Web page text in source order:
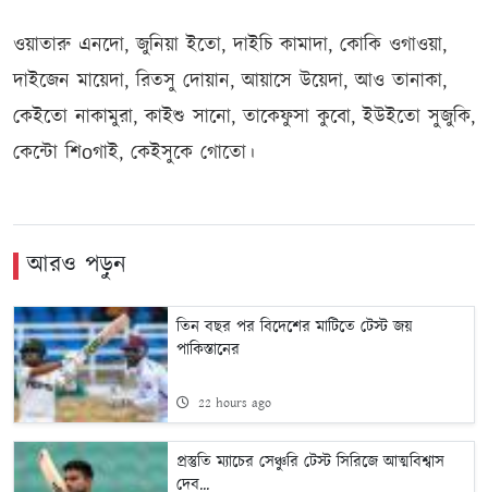
ওয়াতারু এনদো, জুনিয়া ইতো, দাইচি কামাদা, কোকি ওগাওয়া,
দাইজেন মায়েদা, রিতসু দোয়ান, আয়াসে উয়েদা, আও তানাকা,
কেইতো নাকামুরা, কাইশু সানো, তাকেফুসা কুবো, ইউইতো সুজুকি,
কেন্টো শিоগাই, কেইসুকে গোতো।
আরও পড়ুন
তিন বছর পর বিদেশের মাটিতে টেস্ট জয়
পাকিস্তানের
22 hours ago
প্রস্তুতি ম্যাচের সেঞ্চুরি টেস্ট সিরিজে আত্মবিশ্বাস
দেব...